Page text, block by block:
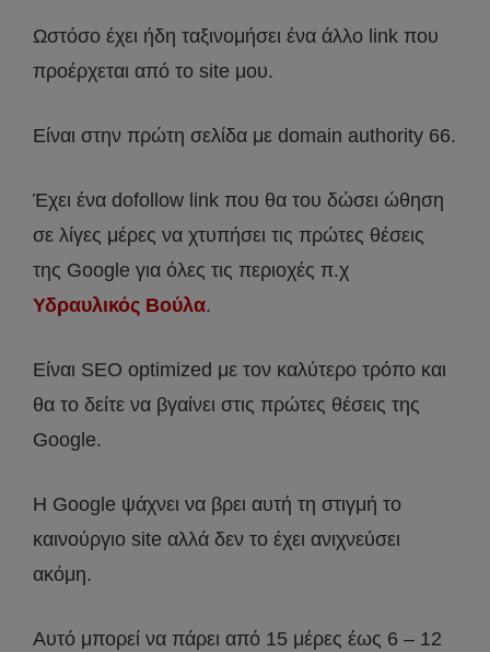
Ωστόσο έχει ήδη ταξινομήσει ένα άλλο link που
προέρχεται από το site μου.
Είναι στην πρώτη σελίδα με domain authority 66.
Έχει ένα dofollow link που θα του δώσει ώθηση
σε λίγες μέρες να χτυπήσει τις πρώτες θέσεις
της Google για όλες τις περιοχές π.χ
Υδραυλικός Βούλα.
Είναι SEO optimized με τον καλύτερο τρόπο και
θα το δείτε να βγαίνει στις πρώτες θέσεις της
Google.
Η Google ψάχνει να βρει αυτή τη στιγμή το
καινούργιο site αλλά δεν το έχει ανιχνεύσει
ακόμη.
Αυτό μπορεί να πάρει από 15 μέρες έως 6 – 12